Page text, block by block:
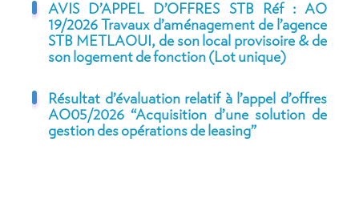
AVIS D’APPEL D’OFFRES STB Réf : AO
19/2026 Travaux d’aménagement de l’agence
STB METLAOUI, de son local provisoire & de
son logement de fonction (Lot unique)
Résultat d’évaluation relatif à l’appel d’offres
AO05/2026 “Acquisition d’une solution de
gestion des opérations de leasing”